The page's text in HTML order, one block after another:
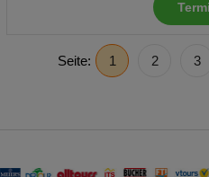
Seite: 1 2 3